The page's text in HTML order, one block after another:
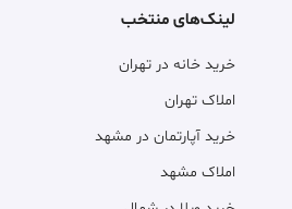
لینک‌های منتخب
خرید خانه در تهران
املاک تهران
خرید آپارتمان در مشهد
املاک مشهد